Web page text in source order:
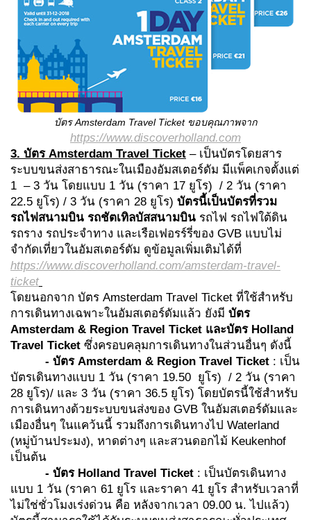
บัตรAmsterdam Travel Ticket ขอบคุณภาพจาก
https://www.discoverholland.com
3. บัตร Amsterdam Travel Ticket – เป็นบัตรโดยสาร
ระบบขนส่งสาธารณะในเมืองอัมสเตอร์ดัม มีแพ็คเกจตั้งแต่
1 – 3 วัน โดยแบบ 1 วัน (ราคา 17 ยูโร) / 2 วัน (ราคา
22.5 ยูโร) / 3 วัน (ราคา 28 ยูโร) บัตรนี้เป็นบัตรที่รวม
รถไฟสนามบิน รถชัตเทิลบัสสนามบิน รถไฟ รถไฟใต้ดิน
รถราง รถประจำทาง และเรือเฟอรร์รี่ของ GVB แบบไม่
จำกัดเที่ยวในอัมสเตอร์ดัม ดูข้อมูลเพิ่มเติมได้ที่
https://www.discoverholland.com/amsterdam-travel-
ticket
โดยนอกจาก บัตร Amsterdam Travel Ticket ที่ใช้สำหรับ
การเดินทางเฉพาะในอัมสเตอร์ดัมแล้ว ยังมี บัตร
Amsterdam & Region Travel Ticket และบัตร Holland
Travel Ticket ซึ่งครอบคลุมการเดินทางในส่วนอื่นๆ ดังนี้
- บัตร Amsterdam & Region Travel Ticket : เป็น
บัตรเดินทางแบบ 1 วัน (ราคา 19.50 ยูโร) / 2 วัน (ราคา
28 ยูโร)/ และ 3 วัน (ราคา 36.5 ยูโร) โดยบัตรนี้ใช้สำหรับ
การเดินทางด้วยระบบขนส่งของ GVB ในอัมสเตอร์ดัมและ
เมืองอื่นๆ ในแคว้นนี้ รวมถึงการเดินทางไป Waterland
(หมู่บ้านประมง), หาดต่างๆ และสวนดอกไม้ Keukenhof
เป็นต้น
- บัตร Holland Travel Ticket : เป็นบัตรเดินทาง
แบบ 1 วัน (ราคา 61 ยูโร และราคา 41 ยูโร สำหรับเวลาที่
ไม่ใช่ชั่วโมงเร่งด่วน คือ หลังจากเวลา 09.00 น. ไปแล้ว)